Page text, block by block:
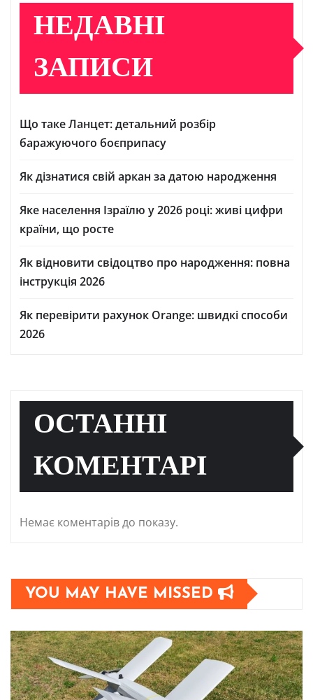
НЕДАВНІ
ЗАПИСИ
Що таке Ланцет: детальний розбір
баражуючого боєприпасу
Як дізнатися свій аркан за датою народження
Яке населення Ізраїлю у 2026 році: живі цифри
країни, що росте
Як відновити свідоцтво про народження: повна
інструкція 2026
Як перевірити рахунок Orange: швидкі способи
2026
ОСТАННІ
КОМЕНТАРІ
Немає коментарів до показу.
YOU MAY HAVE MISSED